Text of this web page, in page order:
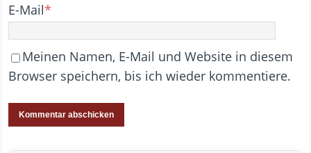
E-Mail*
Meinen Namen, E-Mail und Website in diesem
Browser speichern, bis ich wieder kommentiere.